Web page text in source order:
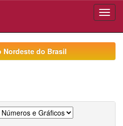
Nordeste do Brasil